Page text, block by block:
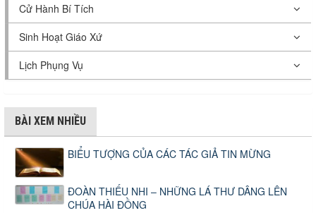
Cử Hành Bí Tích
Sinh Hoạt Giáo Xứ
Lịch Phụng Vụ
BÀI XEM NHIỀU
BIỂU TƯỢNG CỦA CÁC TÁC GIẢ TIN MỪNG
ĐOÀN THIẾU NHI – NHỮNG LÁ THƯ DÂNG LÊN
CHÚA HÀI ĐỒNG